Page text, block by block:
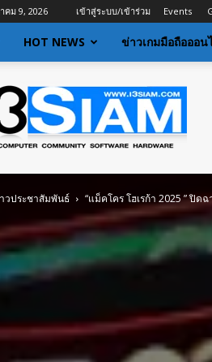
คม 9, 2026 เข้าสู่ระบบ/เข้าร่วม Events
HOT NEWS ข่าวเกมมือถือออน
ล
สาร
นโลยี
วประชาสัมพันธ์ “แม็คโคร โฮเรก้า 2025 ” ปิด